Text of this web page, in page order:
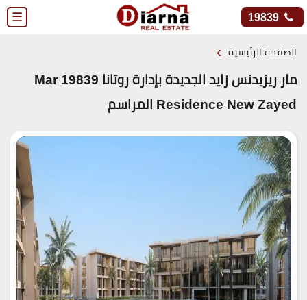
☰ 19839
الصفحة الرئيسية ›
مار ريزيدنس زايد الجديدة بإدارة روتانا 19839 Mar
Residence New Zayed المراسم